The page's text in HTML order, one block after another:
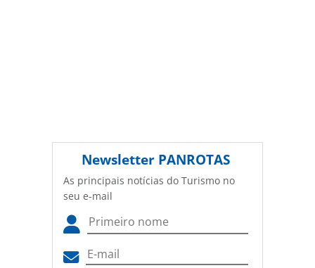
Newsletter PANROTAS
As principais notícias do Turismo no
seu e-mail